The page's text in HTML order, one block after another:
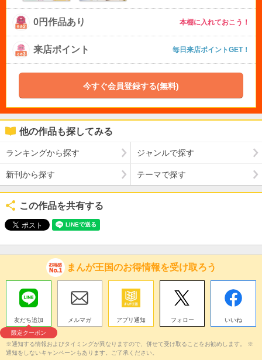
0円作品あり 本棚に入れておこう！
来店ポイント 毎日来店ポイントGET！
今すぐ会員登録する(無料)
他の作品も探してみる
ランキングから探す ジャンルで探す
新刊から探す テーマで探す
この作品を共有する
まんが王国のお得情報を受け取ろう
友だち追加
限定クーポン
メルマガ アプリ通知 フォロー いいね
※通知する情報およびタイミングが異なりますので、併せて受け取ることをお勧めします。 ※
通知をしないキャンペーンもあります。ご了承ください。